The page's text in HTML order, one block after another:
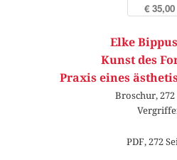
€ 35,00
Elke
Kunst des
Praxis eines
Broschur, 272
PDF, 272